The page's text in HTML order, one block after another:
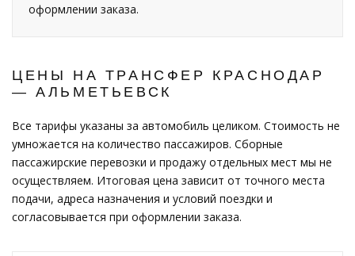
оформлении заказа.
ЦЕНЫ НА ТРАНСФЕР КРАСНОДАР
— АЛЬМЕТЬЕВСК
Все тарифы указаны за автомобиль целиком. Стоимость не
умножается на количество пассажиров. Сборные
пассажирские перевозки и продажу отдельных мест мы не
осуществляем. Итоговая цена зависит от точного места
подачи, адреса назначения и условий поездки и
согласовывается при оформлении заказа.